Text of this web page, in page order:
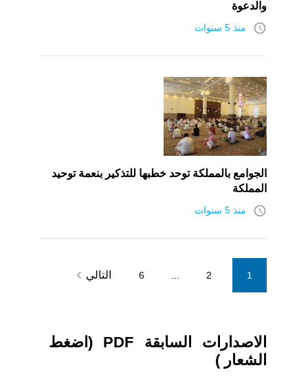
والدعوة
access_time منذ 5 سنوات
الجوامع بالمملكة توحد خطبها للتذكير بنعمة توحيد
المملكة
access_time منذ 5 سنوات
pagination
1
2
6 التالي navigate_next
الاصدارات السابقة PDF (اضغط
الشعار )